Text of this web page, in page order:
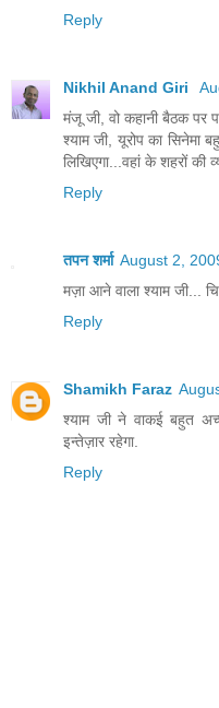
Reply
Nikhil Anand Giri
मंजू जी, वो कहानी बैठक पर
श्याम जी, यूरोप का
लिखिएगा...वहां के शहरों की
Reply
तपन शर्मा August 2,
मज़ा आने वाला श्याम जी...
Reply
Shamikh Faraz
श्याम जी ने वाकई बहुत
इन्तेज़ार रहेगा.
Reply